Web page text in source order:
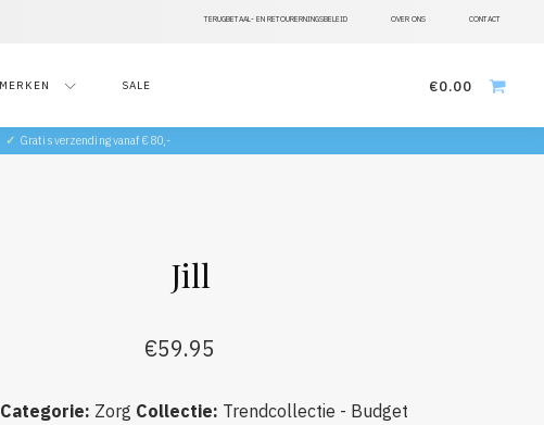
TERUGBETAAL- EN RETOURERNINGSBELEID OVER ONS CONTACT
MERKEN SALE €0.00
✓ Gratis verzending vanaf €80,-
Jill
€59.95
Categorie: Zorg Collectie: Trendcollectie - Budget